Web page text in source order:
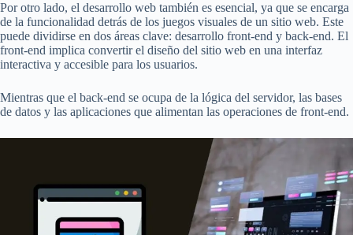
Por otro lado, el desarrollo web también es esencial, ya que se encarga
de la funcionalidad detrás de los juegos visuales de un sitio web. Este
puede dividirse en dos áreas clave: desarrollo front-end y back-end. El
front-end implica convertir el diseño del sitio web en una interfaz
interactiva y accesible para los usuarios.
Mientras que el back-end se ocupa de la lógica del servidor, las bases
de datos y las aplicaciones que alimentan las operaciones de front-end.